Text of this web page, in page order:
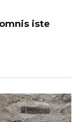
iste